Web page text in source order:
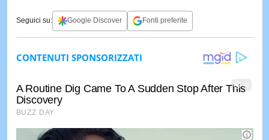
Seguici su: Google Discover Fonti preferite